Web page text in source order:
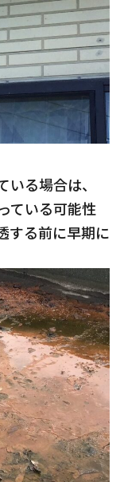
る場合は、
ている可能性
する前に早期に